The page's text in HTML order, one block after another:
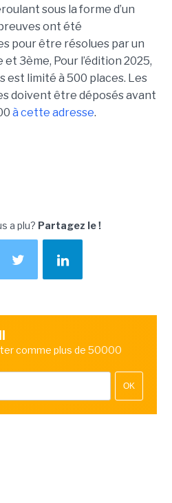
sous la forme d’un
ont été
pour être résolues par un
et 3ème, Pour l’édition 2025,
est limité à 500 places. Les
doivent être déposés avant
à cette adresse.
a plu? Partagez le !
comme plus de 50000
OK